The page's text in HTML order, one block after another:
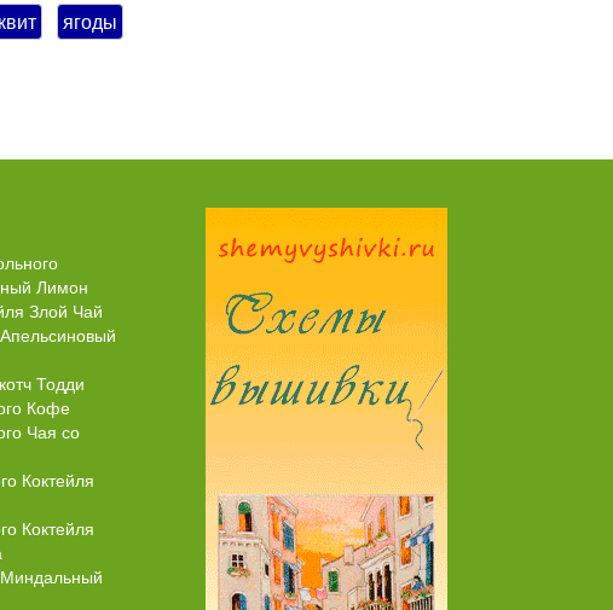
ягоды
Торт со Свеклой
Лимон
Злой Чай
Тодди
Кофе
Чая со
Коктейля
Коктейля